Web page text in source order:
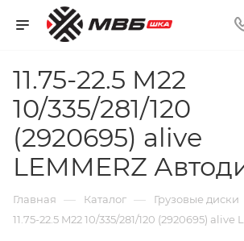
11.75-22.5 M22
10/335/281/120
(2920695) alive
LEMMERZ
Главная — Каталог — Грузовые диски
11.75-22.5 M22 10/335/281/120 (2920695)